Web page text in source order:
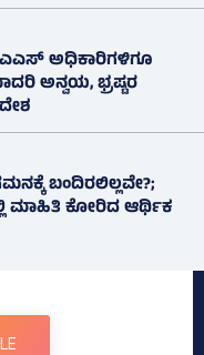
ಅಧಿಕಾರಿಗಳಿಗೂ
ಅನ್ವಯ, ಭ್ರಷ್ಟರ
ಬಂದಿರಲಿಲ್ಲವೇ?;
ಮಾಹಿತಿ ಕೋರಿದ ಆರ್ಥಿಕ